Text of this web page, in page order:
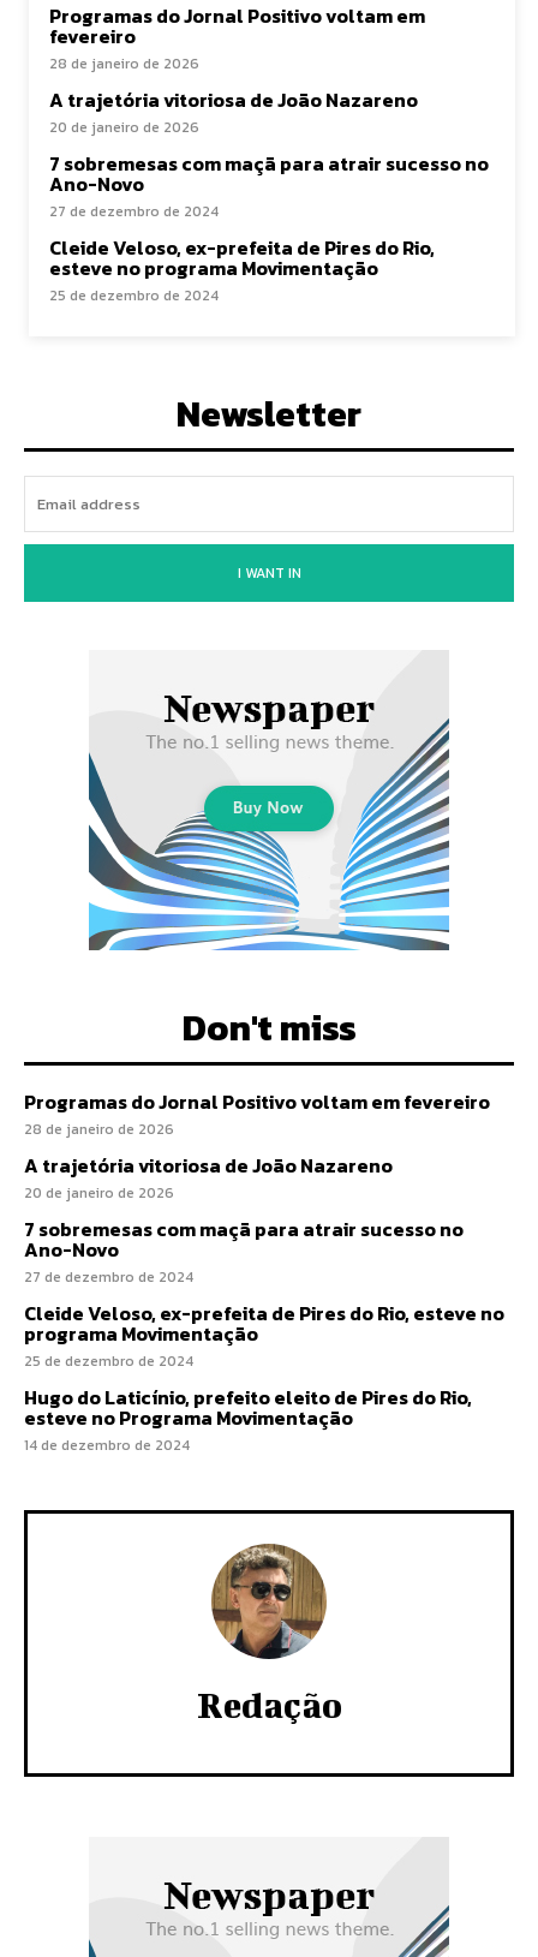
Programas do Jornal Positivo voltam em
fevereiro
28 de janeiro de 2026
A trajetória vitoriosa de João Nazareno
20 de janeiro de 2026
7 sobremesas com maçã para atrair sucesso no
Ano-Novo
27 de dezembro de 2024
Cleide Veloso, ex-prefeita de Pires do Rio,
esteve no programa Movimentação
25 de dezembro de 2024
Newsletter
I WANT IN
Don't miss
Programas do Jornal Positivo voltam em fevereiro
28 de janeiro de 2026
A trajetória vitoriosa de João Nazareno
20 de janeiro de 2026
7 sobremesas com maçã para atrair sucesso no
Ano-Novo
27 de dezembro de 2024
Cleide Veloso, ex-prefeita de Pires do Rio, esteve no
programa Movimentação
25 de dezembro de 2024
Hugo do Laticínio, prefeito eleito de Pires do Rio,
esteve no Programa Movimentação
14 de dezembro de 2024
Redação